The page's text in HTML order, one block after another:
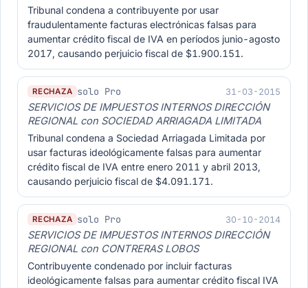
Tribunal condena a contribuyente por usar
fraudulentamente facturas electrónicas falsas para
aumentar crédito fiscal de IVA en períodos junio-agosto
2017, causando perjuicio fiscal de $1.900.151.
RECHAZA solo Pro 31-03-2015
SERVICIOS DE IMPUESTOS INTERNOS DIRECCIÓN
REGIONAL con SOCIEDAD ARRIAGADA LIMITADA
Tribunal condena a Sociedad Arriagada Limitada por
usar facturas ideológicamente falsas para aumentar
crédito fiscal de IVA entre enero 2011 y abril 2013,
causando perjuicio fiscal de $4.091.171.
RECHAZA solo Pro 30-10-2014
SERVICIOS DE IMPUESTOS INTERNOS DIRECCIÓN
REGIONAL con CONTRERAS LOBOS
Contribuyente condenado por incluir facturas
ideológicamente falsas para aumentar crédito fiscal IVA